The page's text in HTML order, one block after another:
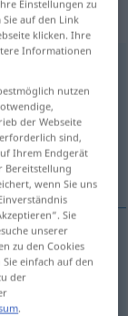
Verb
Einstellungen zu
auf den Link
klicken. Ihre
Informationen
nutzen
der Webseite
sind,
Ihrem Endgerät
Bereitstellung
wenn Sie uns
Sie
unserer
zu den Cookies
einfach auf den
der
.